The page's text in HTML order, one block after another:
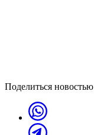
Поделиться новостью